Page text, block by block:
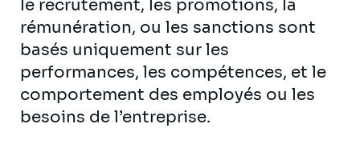
le recrutement, les promotions, la
rémunération, ou les sanctions sont
basés uniquement sur les
performances, les compétences, et le
comportement des employés ou les
besoins de l’entreprise.